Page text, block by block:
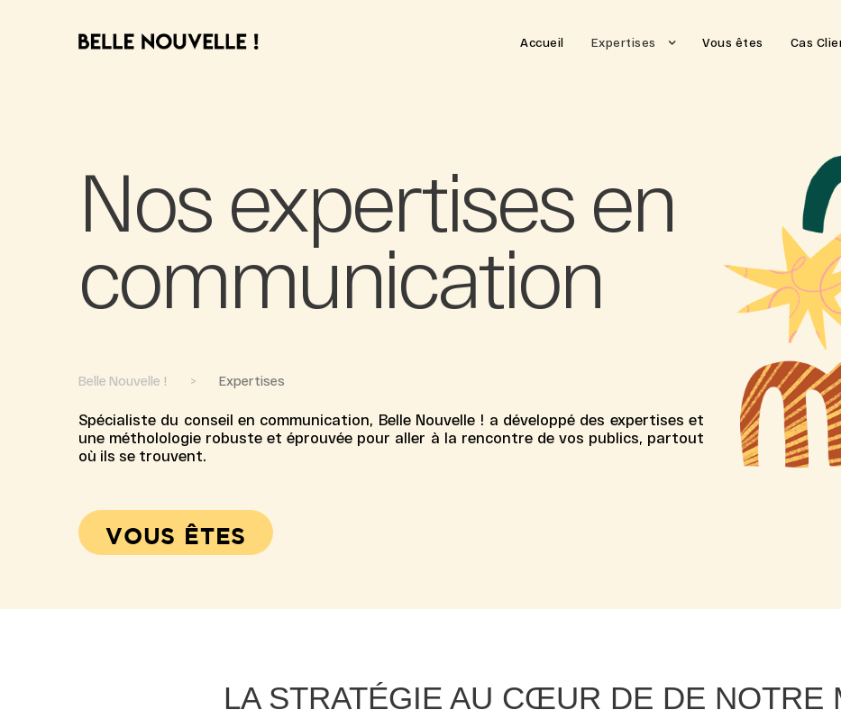
Accueil Expertises Vous êtes Cas
Nos expertises en
communication
Belle Nouvelle ! > Expertises
Spécialiste du conseil en communication, Belle Nouvelle ! a développé des expertises et
une métholologie robuste et éprouvée pour aller à la rencontre de vos publics, partout
où ils se trouvent.
VOUS ÊTES
LA STRATÉGIE AU CŒUR DE DE NOTRE